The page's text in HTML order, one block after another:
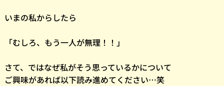
いまの私からしたら
「むしろ、もう一人が無理！！」
さて、ではなぜ私がそう思っているかについて
ご興味があれば以下読み進めてください…笑